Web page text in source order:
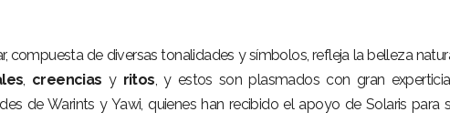
compuesta de diversas tonalidades y símbolos, refleja la belleza
, creencias y ritos, y estos son plasmados con gran
de Warints y Yawi, quienes han recibido el apoyo de Solaris para